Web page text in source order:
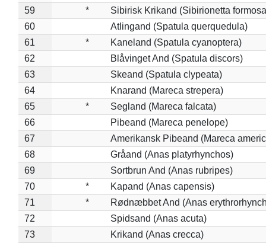
59
*
Sibirisk Krikand (Sibirionetta
60
Atlingand (Spatula querquedula)
61
*
Kaneland (Spatula cyanoptera)
62
Blåvinget And (Spatula discors)
63
Skeand (Spatula clypeata)
64
Knarand (Mareca strepera)
65
*
Segland (Mareca falcata)
66
Pibeand (Mareca penelope)
67
Amerikansk Pibeand (Mareca
68
Gråand (Anas platyrhynchos)
69
Sortbrun And (Anas rubripes)
70
*
Kapand (Anas capensis)
71
*
Rødnæbbet And (Anas
72
Spidsand (Anas acuta)
73
Krikand (Anas crecca)